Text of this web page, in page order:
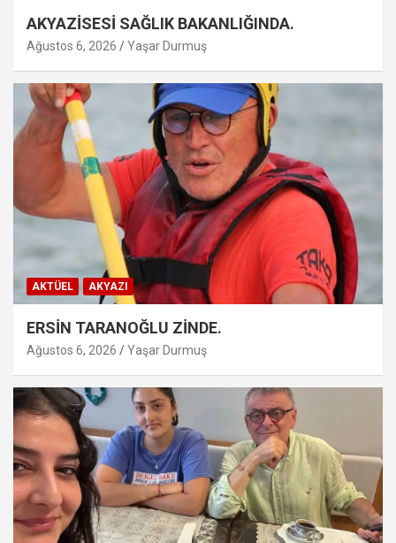
AKYAZİSESİ SAĞLIK BAKANLIĞINDA.
Ağustos 6, 2026 Yaşar Durmuş
AKTÜEL AKYAZI
ERSİN TARANOĞLU ZİNDE.
Ağustos 6, 2026 Yaşar Durmuş